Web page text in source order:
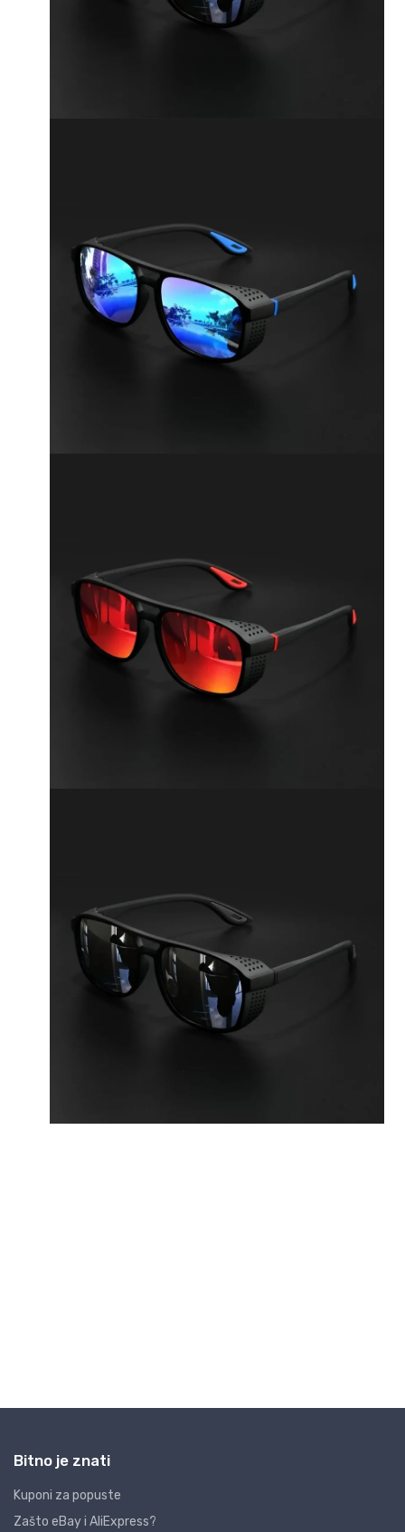
Bitno je znati
Kuponi za popuste
Zašto eBay i AliExpress?